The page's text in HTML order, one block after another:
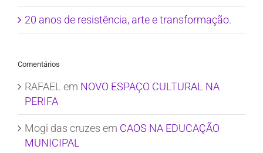
20 anos de resistência, arte e transformação.
Comentários
RAFAEL em NOVO ESPAÇO CULTURAL NA
PERIFA
Mogi das cruzes em CAOS NA EDUCAÇÃO
MUNICIPAL